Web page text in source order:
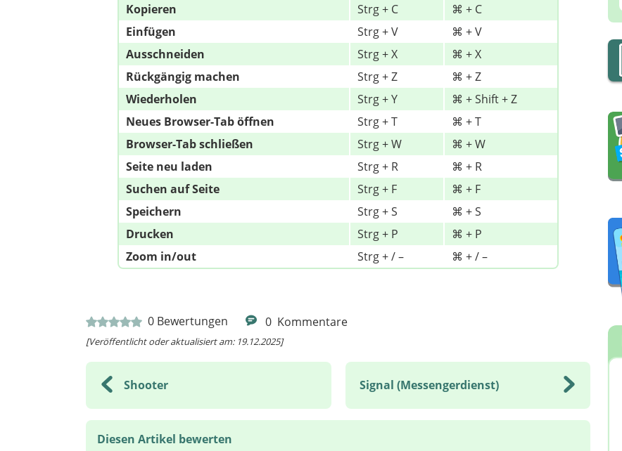
Kopieren
Strg + C
⌘ + C
Einfügen
Strg + V
⌘ + V
Ausschneiden
Strg + X
⌘ + X
Rückgängig machen
Strg + Z
⌘ + Z
Wiederholen
Strg + Y
⌘ + Shift + Z
Neues Browser-Tab öffnen
Strg + T
⌘ + T
Browser-Tab schließen
Strg + W
⌘ + W
Seite neu laden
Strg + R
⌘ + R
Suchen auf Seite
Strg + F
⌘ + F
Speichern
Strg + S
⌘ + S
Drucken
Strg + P
⌘ + P
Zoom in/out
Strg + / – ⌘ + / –
0 Bewertungen 0 Kommentare
[Veröffentlicht oder aktualisiert am: 19.12.2025]
Shooter Signal (Messengerdienst)
Diesen Artikel bewerten